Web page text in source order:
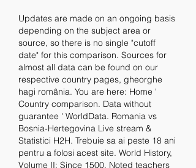
Updates are made on an ongoing basis
depending on the subject area or
source, so there is no single "cutoff
date" for this comparison. Sources for
almost all data can be found on our
respective country pages, gheorghe
hagi românia. You are here: Home '
Country comparison. Data without
guarantee ' WorldData. Romania vs
Bosnia-Hertegovina Live stream &
Statistici H2H. Trebuie sa ai peste 18 ani
pentru a folosi acest site. World History,
Volume II: Since 1500. Noted teachers